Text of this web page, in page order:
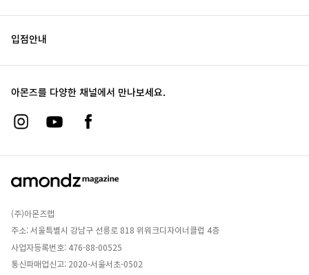
입점안내
아몬즈를 다양한 채널에서 만나보세요.
(주)아몬즈랩
주소: 서울특별시 강남구 선릉로 818 위워크디자이너클럽 4층
사업자등록번호: 476-88-00525
통신파매업신고: 2020-서울서초-0502